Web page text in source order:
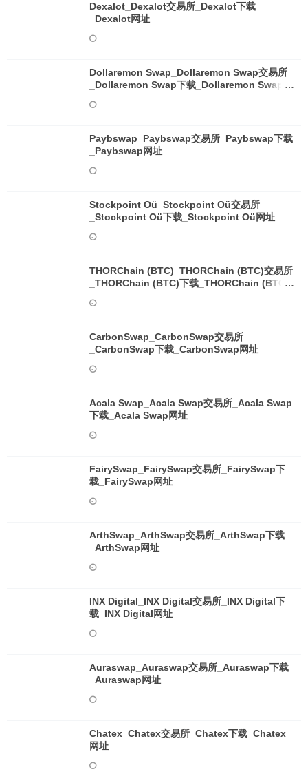
Dexalot_Dexalot交易所_Dexalot下载
_Dexalot网址
Dollaremon Swap_Dollaremon Swap交易所
_Dollaremon Swap下载_Dollaremon Swap网
Paybswap_Paybswap交易所_Paybswap下载
_Paybswap网址
Stockpoint Oü_Stockpoint Oü交易所
_Stockpoint Oü下载_Stockpoint Oü网址
THORChain (BTC)_THORChain (BTC)交易所
_THORChain (BTC)下载_THORChain (BTC)
CarbonSwap_CarbonSwap交易所
_CarbonSwap下载_CarbonSwap网址
Acala Swap_Acala Swap交易所_Acala Swap
下载_Acala Swap网址
FairySwap_FairySwap交易所_FairySwap下
载_FairySwap网址
ArthSwap_ArthSwap交易所_ArthSwap下载
_ArthSwap网址
INX Digital_INX Digital交易所_INX Digital下
载_INX Digital网址
Auraswap_Auraswap交易所_Auraswap下载
_Auraswap网址
Chatex_Chatex交易所_Chatex下载_Chatex
网址